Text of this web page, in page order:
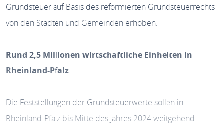
Grundsteuer auf Basis des reformierten Grundsteuerrechts
von den Städten und Gemeinden erhoben.
Rund 2,5 Millionen wirtschaftliche Einheiten in
Rheinland-Pfalz
Die Feststellungen der Grundsteuerwerte sollen in
Rheinland-Pfalz bis Mitte des Jahres 2024 weitgehend